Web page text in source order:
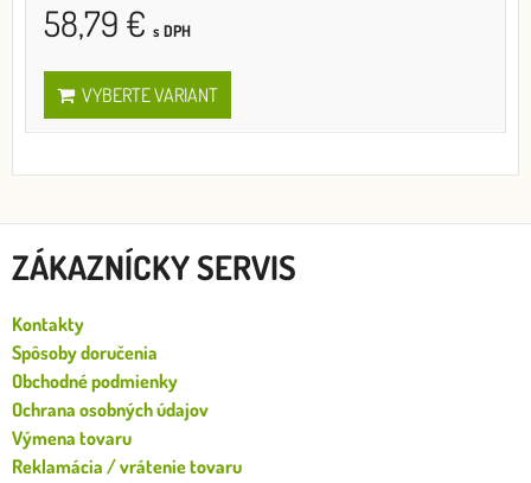
58,79 € s DPH
VYBERTE VARIANT
ZÁKAZNÍCKY SERVIS
Kontakty
Spôsoby doručenia
Obchodné podmienky
Ochrana osobných údajov
Výmena tovaru
Reklamácia / vrátenie tovaru